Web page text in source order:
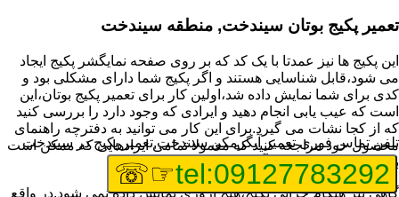
تعمیر پکیج بوتان سیندخت, منطقه سیندخت
این پکیج ها نیز عمدتا با یک کد که بر روی صفحه نمایگشر پکیج ایجاد
می شود،قابل شناسایی هستند و اگر پکیج شما دارای مشکلی بود و
کدی برای شما نمایش داده شد،اولین کار برای تعمیر پکیج بوتان،این
است که عیب یابی انجام دهید و ایرادی که وجود دارد را بررسی کنید
که از کجا نشات می گیرد.برای این کار می توانید به دفترچه راهنمای
محصول خود مراجعه کنید که معمولا تمامی ایرادهایی که ممکن است
برای پکیج پیش بیاید در آن قرار گرفته است.
گاهی نیز هنگام خرابی پکیج،هیچ اروری نمایش داده نمی شود.در واقع
تلفن تماس فوریتعمیر آبگرمکن سیندخت,تعمیر پکیج در سیندخت
tel:09127783292
☞☏